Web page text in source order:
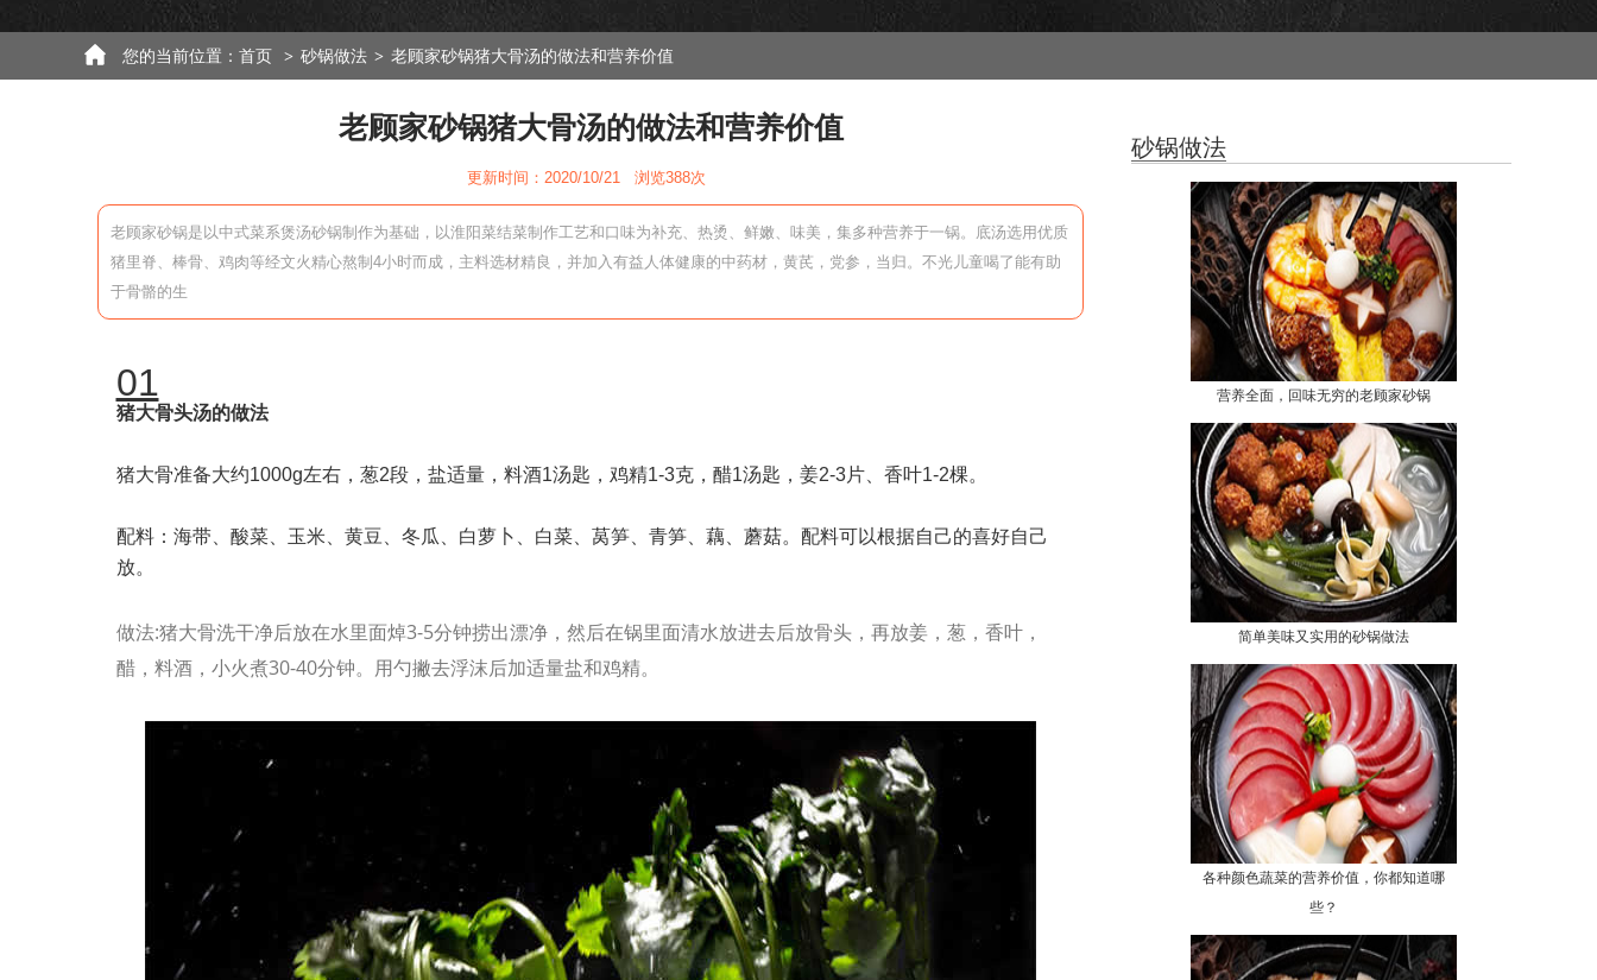
您的当前位置： 首页 > 砂锅做法 > 老顾家砂锅猪大骨汤的做法和营养价值
老顾家砂锅猪大骨汤的做法和营养价值
更新时间：2020/10/21 浏览388次
老顾家砂锅是以中式菜系煲汤砂锅制作为基础，以淮阳菜结菜制作工艺和口味为补充、热烫、鲜嫩、味美，集多种营养于一锅。底汤选用优质
猪里脊、棒骨、鸡肉等经文火精心熬制4小时而成，主料选材精良，并加入有益人体健康的中药材，黄芪，党参，当归。不光儿童喝了能有助
于骨骼的生
01
猪大骨头汤的做法
猪大骨准备大约1000g左右，葱2段，盐适量，料酒1汤匙，鸡精1-3克，醋1汤匙，姜2-3片、香叶1-2棵。
配料：海带、酸菜、玉米、黄豆、冬瓜、白萝卜、白菜、莴笋、青笋、藕、蘑菇。配料可以根据自己的喜好自己
放。
做法:猪大骨洗干净后放在水里面焯3-5分钟捞出漂净，然后在锅里面清水放进去后放骨头，再放姜，葱，香叶，
醋，料酒，小火煮30-40分钟。用勺撇去浮沫后加适量盐和鸡精。
砂锅做法
营养全面，回味无穷的老顾家砂锅
简单美味又实用的砂锅做法
各种颜色蔬菜的营养价值，你都知道哪
些？